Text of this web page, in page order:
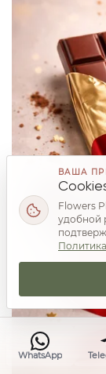
WhatsApp
ВАША
Flowers
удобной